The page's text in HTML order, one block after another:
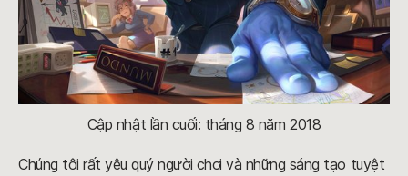
Cập nhật lần cuối: tháng 8 năm 2018
Chúng tôi rất yêu quý người chơi và những sáng tạo tuyệt